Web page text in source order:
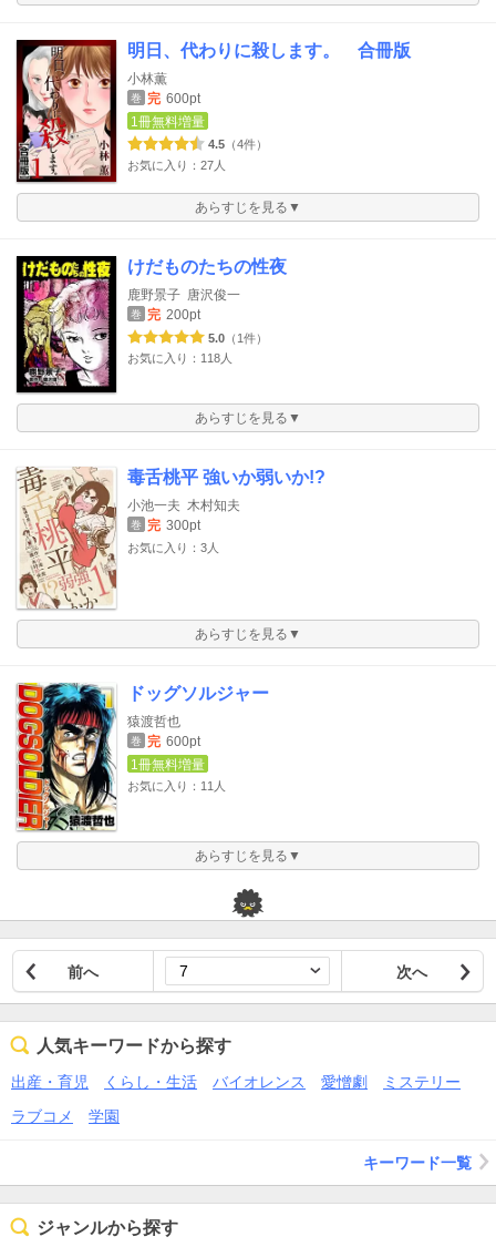
明日、代わりに殺します。 合冊版
小林薫
巻 完 600pt
1冊無料増量
4.5 （4件）
お気に入り：27人
あらすじを見る▼
けだものたちの性夜
鹿野景子 唐沢俊一
巻 完 200pt
5.0 （1件）
お気に入り：118人
あらすじを見る▼
毒舌桃平 強いか弱いか!?
小池一夫 木村知夫
巻 完 300pt
お気に入り：3人
あらすじを見る▼
ドッグソルジャー
猿渡哲也
巻 完 600pt
1冊無料増量
お気に入り：11人
あらすじを見る▼
前へ 次へ
人気キーワードから探す
出産・育児 くらし・生活 バイオレンス 愛憎劇
ミステリー
ラブコメ
学園
キーワード一覧
ジャンルから探す